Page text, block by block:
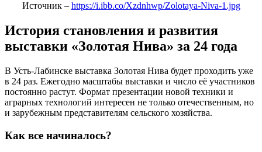
Источник – https://i.ibb.co/Xzdnhwp/Zolotaya-Niva-1.jpg
История становления и развития
выставки «Золотая Нива» за 24 года
В Усть-Лабинске выставка Золотая Нива будет проходить уже
в 24 раз. Ежегодно масштабы выставки и число её участников
постоянно растут. Формат презентации новой техники и
аграрных технологий интересен не только отечественным, но
и зарубежным представителям сельского хозяйства.
Как все начиналось?